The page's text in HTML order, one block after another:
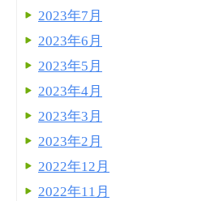
2023年7月
2023年6月
2023年5月
2023年4月
2023年3月
2023年2月
2022年12月
2022年11月